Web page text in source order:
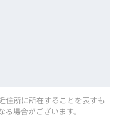
住所に所在することを表すも
場合がございます。